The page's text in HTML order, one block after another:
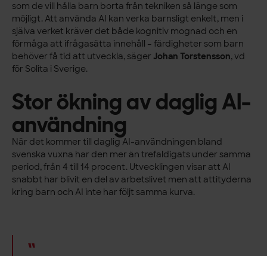
som de vill hålla barn borta från tekniken så länge som
möjligt. Att använda AI kan verka barnsligt enkelt, men i
själva verket kräver det både kognitiv mognad och en
förmåga att ifrågasätta innehåll – färdigheter som barn
behöver få tid att utveckla, säger Johan Torstensson, vd
för Solita i Sverige.
Stor ökning av daglig AI-
användning
När det kommer till daglig AI-användningen bland
svenska vuxna har den mer än trefaldigats under samma
period, från 4 till 14 procent. Utvecklingen visar att AI
snabbt har blivit en del av arbetslivet men att attityderna
kring barn och AI inte har följt samma kurva.